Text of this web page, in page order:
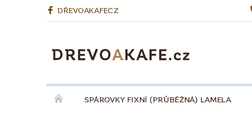
DŘEVOAKAFECZ
SPÁROVKY FIXNÍ (PRŮBĚŽNÁ) LAMELA